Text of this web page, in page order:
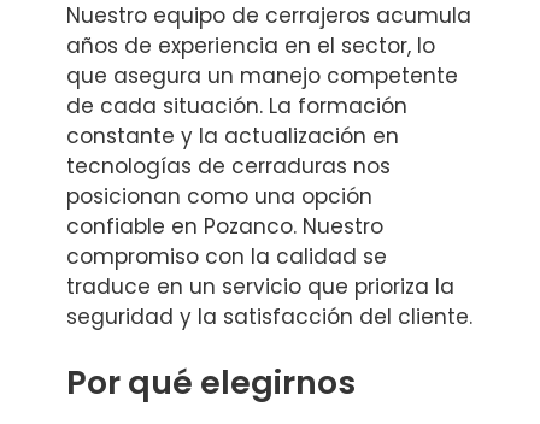
Nuestro equipo de cerrajeros acumula
años de experiencia en el sector, lo
que asegura un manejo competente
de cada situación. La formación
constante y la actualización en
tecnologías de cerraduras nos
posicionan como una opción
confiable en Pozanco. Nuestro
compromiso con la calidad se
traduce en un servicio que prioriza la
seguridad y la satisfacción del cliente.
Por qué elegirnos